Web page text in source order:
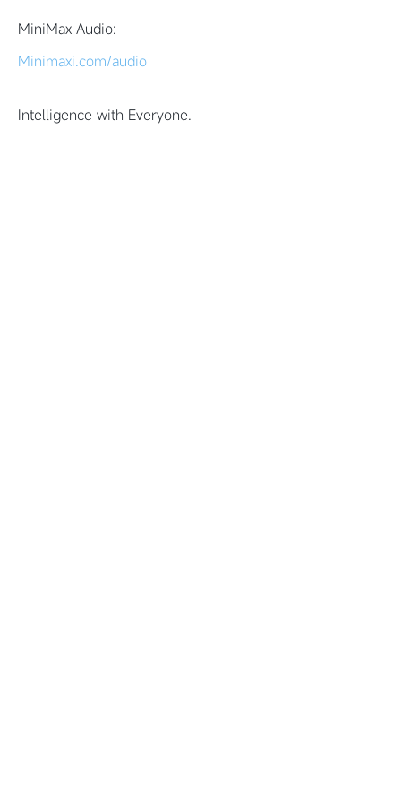
MiniMax Audio:
Minimaxi.com/audio
Intelligence with Everyone.